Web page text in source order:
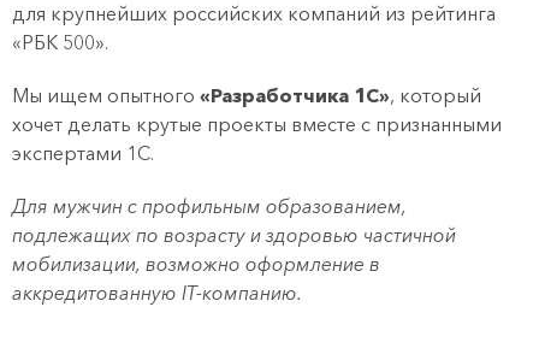
для крупнейших российских компаний из рейтинга
«РБК 500».
Мы ищем опытного «Разработчика 1С», который
хочет делать крутые проекты вместе с признанными
экспертами 1С.
Для мужчин с профильным образованием,
подлежащих по возрасту и здоровью частичной
мобилизации, возможно оформление в
аккредитованную IT-компанию.